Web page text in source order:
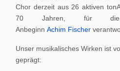
Chor derzeit aus 26 aktiven
70 Jahren, für die
Anbeginn Achim Fischer
Unser musikalisches Wirken ist
geprägt: